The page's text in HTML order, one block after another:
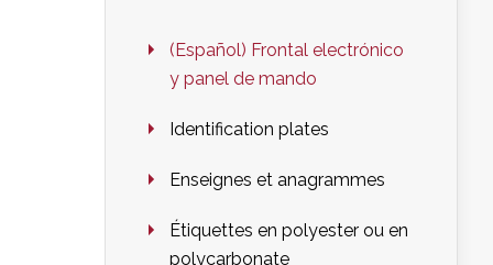
(Español) Frontal electrónico
y panel de mando
Identification plates
Enseignes et anagrammes
Étiquettes en polyester ou en
polycarbonate